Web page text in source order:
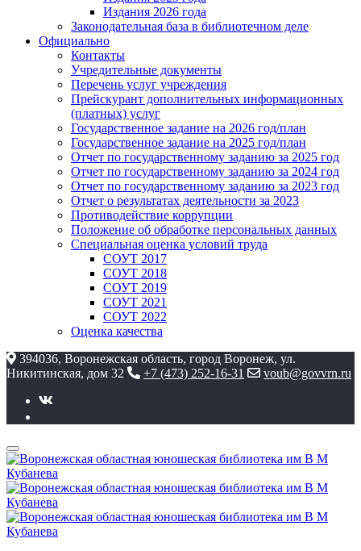
Издания 2026 года
Законодательная база в библиотечном деле
Официально
Контакты
Учредительные документы
Перечень услуг учреждения
Прейскурант дополнительных информационных
(платных) услуг
Государственное задание на 2026 год/план
Государственное задание на 2025 год/план
Отчет по государственному заданию за 2025 год
Отчет по государственному заданию за 2024 год
Отчет по государственному заданию за 2023 год
Отчет о результатах деятельности за 2023
Противодействие коррупции
Положение об обработке персональных данных
Специальная оценка условий труда
СОУТ 2017
СОУТ 2018
СОУТ 2019
СОУТ 2021
СОУТ 2022
Оценка качества
394036, Воронежская область, город Воронеж, ул.
Никитинская, дом 32
+7 (473) 252-16-31 voub@govvrn.ru